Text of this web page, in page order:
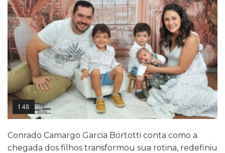
148
Conrado Camargo Garcia Bortotti conta como a
chegada dos filhos transformou sua rotina, redefiniu